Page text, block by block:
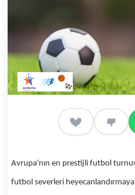
Avrupa'nın en prestijli futbol
futbol severleri